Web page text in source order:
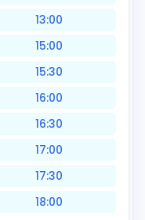
13:00
15:00
15:30
16:00
16:30
17:00
17:30
18:00